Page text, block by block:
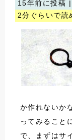
15年前に投稿
2分ぐらいで読
か作れないか
ってみること
で、まずはサ